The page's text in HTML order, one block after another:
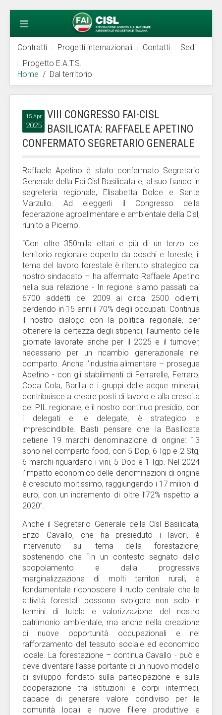
Contratti Progetti internazionali Contatti
Sedi
Progetto E.A.T.S.
Home
Dal territorio
15 Apr
2025
VIII CONGRESSO FAI-CISL
BASILICATA: RAFFAELE APETINO
CONFERMATO SEGRETARIO GENERALE
Raffaele Apetino è stato confermato Segretario
Generale della Fai Cisl Basilicata e, al suo fianco in
segreteria regionale, Elisabetta Dolce e Sante
Marzullo. Ad eleggerli il Congresso della
federazione agroalimentare e ambientale della Cisl,
riunito a Picerno.
“Con oltre 350mila ettari e più di un terzo del
territorio regionale coperto da boschi e foreste, il
tema del lavoro forestale è ritenuto strategico dal
nostro sindacato – ha affermato Raffaele Apetino
nella sua relazione - In regione siamo passati dai
6700 addetti del 2009 ai circa 2500 odierni,
perdendo in 15 anni il 70% degli occupati. Continua
il nostro dialogo con la politica regionale, per
ottenere la certezza degli stipendi, l’aumento delle
giornate lavorate anche per il 2025 e il turnover,
necessario per un ricambio generazionale nel
comparto. Anche l’industria alimentare – prosegue
Apetino - con gli stabilimenti di Ferrarelle, Ferrero,
Coca Cola, Barilla e i gruppi delle acque minerali,
contribuisce a creare posti di lavoro e alla crescita
del PIL regionale, e il nostro continuo presidio, con
i delegati e le delegate, è strategico e
imprescindibile. Basti pensare che la Basilicata
detiene 19 marchi denominazione di origine: 13
sono nel comparto food, con 5 Dop, 6 Igp e 2 Stg;
6 marchi riguardano i vini, 5 Dop e 1 Igp. Nel 2024
l’impatto economico delle denominazioni di origine
è cresciuto moltissimo, raggiungendo i 17 milioni di
euro, con un incremento di oltre l’72% rispetto al
2020”.
Anche il Segretario Generale della Cisl Basilicata,
Enzo Cavallo, che ha presieduto i lavori, è
intervenuto sul tema della forestazione,
sostenendo che “In un contesto segnato dallo
spopolamento e dalla progressiva
marginalizzazione di molti territori rurali, è
fondamentale riconoscere il ruolo centrale che le
attività forestali possono svolgere non solo in
termini di tutela e valorizzazione del nostro
patrimonio ambientale, ma anche nella creazione
di nuove opportunità occupazionali e nel
rafforzamento del tessuto sociale ed economico
locale. La forestazione – continua Cavallo - può e
deve diventare l’asse portante di un nuovo modello
di sviluppo fondato sulla partecipazione e sulla
cooperazione tra istituzioni e corpi intermedi,
capace di generare valore condiviso per le
comunità locali e nuove filiere produttive e